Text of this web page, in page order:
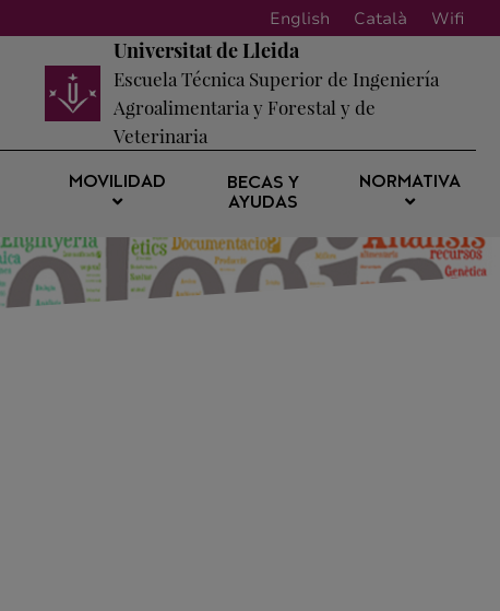
English Català Wifi
Universitat de Lleida
Escuela Técnica Superior de Ingeniería
Agroalimentaria y Forestal y de
Veterinaria
MOVILIDAD
BECAS Y
AYUDAS
NORMATIVA